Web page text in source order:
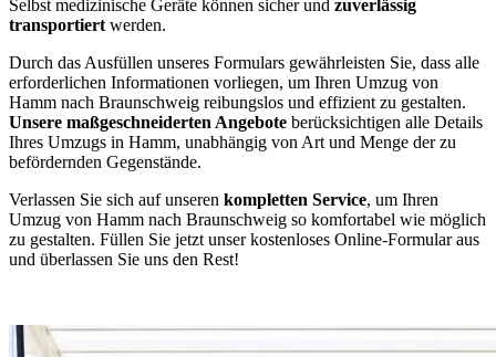
Selbst medizinische Geräte können sicher und zuverlässig
transportiert werden.
Durch das Ausfüllen unseres Formulars gewährleisten Sie, dass alle
erforderlichen Informationen vorliegen, um Ihren Umzug von
Hamm nach Braunschweig reibungslos und effizient zu gestalten.
Unsere maßgeschneiderten Angebote berücksichtigen alle Details
Ihres Umzugs in Hamm, unabhängig von Art und Menge der zu
befördernden Gegenstände.
Verlassen Sie sich auf unseren kompletten Service, um Ihren
Umzug von Hamm nach Braunschweig so komfortabel wie möglich
zu gestalten. Füllen Sie jetzt unser kostenloses Online-Formular aus
und überlassen Sie uns den Rest!